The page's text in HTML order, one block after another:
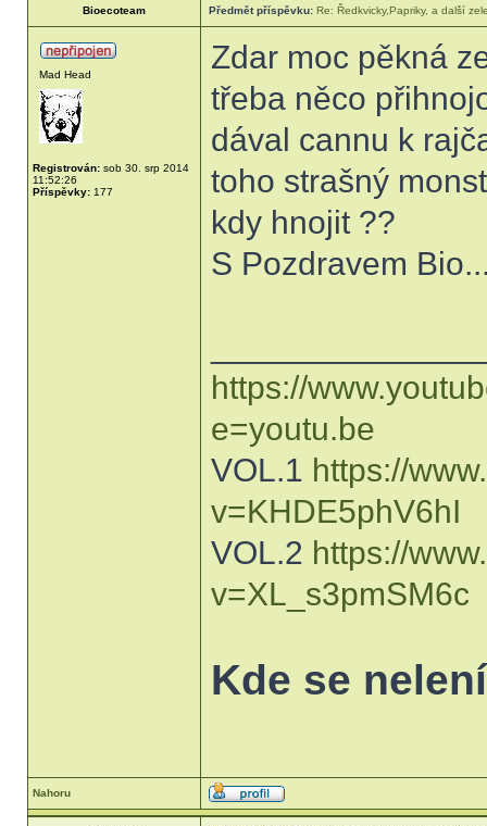
Bioecoteam Předmět příspěvku: Re: Ředkvicky,Papriky, a další
Mad Head
Registrován: sob 30. srp 2014
11:52:26
Příspěvky: 177
Zdar moc pěkná
třeba něco
dával cannu k
toho strašný
kdy hnojit ??
S Pozdravem
https://
e=youtu.be
VOL.1 https://
v=KHDE5phV6hI
VOL.2 https://
v=XL_s3pmSM6c
Kde se
Nahoru